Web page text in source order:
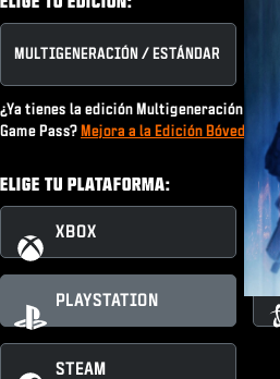
MULTIGENERACIÓN / ESTÁNDAR
¿Ya tienes la edición Multigeneración /
Game Pass? Mejora a la Edición Bóveda
ELIGE TU PLATAFORMA:
XBOX
PLAYSTATION
STEAM